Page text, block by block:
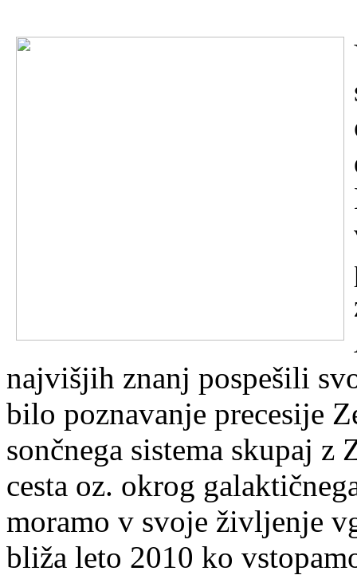
najvišjih znanj pospešili
bilo poznavanje precesije
sončnega sistema skupaj
cesta oz. okrog galaktič
moramo v svoje življenje
bliža leto 2010 ko